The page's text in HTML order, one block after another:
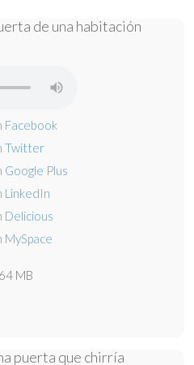
de una habitación
MB
puerta que chirría